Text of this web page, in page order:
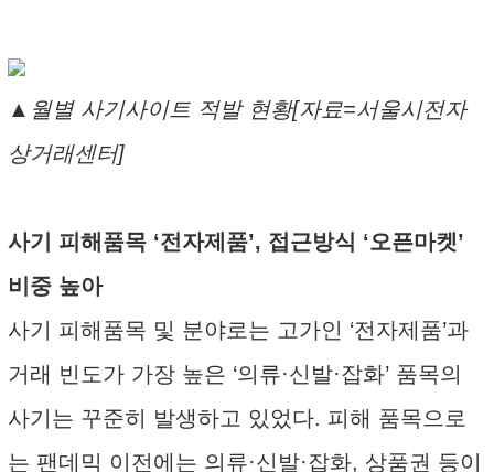
▲월별 사기사이트 적발 현황[자료=서울시전자
상거래센터]
사기 피해품목 ‘전자제품’, 접근방식 ‘오픈마켓’
비중 높아
사기 피해품목 및 분야로는 고가인 ‘전자제품’과
거래 빈도가 가장 높은 ‘의류·신발·잡화’ 품목의
사기는 꾸준히 발생하고 있었다. 피해 품목으로
는 팬데믹 이전에는 의류·신발·잡화, 상품권 등이